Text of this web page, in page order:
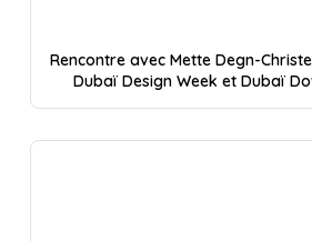
Rencontre avec Mette Degn-
Dubaï Design Week et Dubaï